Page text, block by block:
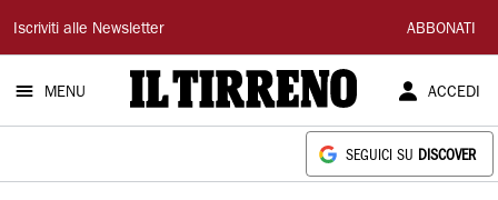
Il
Tirreno
Iscriviti alle Newsletter ABBONATI
MENU ACCEDI
SEGUICI SU DISCOVER